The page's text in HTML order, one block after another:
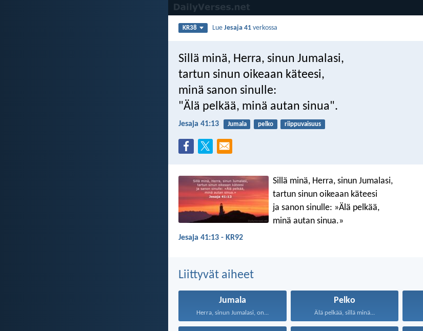
KR38 LueJesaja 41 verkossa
Sillä minä, Herra, sinun Jumalasi,
tartun sinun oikeaan käteesi,
minä sanon sinulle:
"Älä pelkää, minä autan sinua".
Jesaja 41:13 Jumala pelko riippuvaisuus
Sillä minä, Herra, sinun Jumalasi,
tartun sinun oikeaan käteesi
ja sanon sinulle: »Älä pelkää,
minä autan sinua.»
Jesaja 41:13 - KR92
Liittyvät aiheet
Jumala
Herra, sinun Jumalasi, on...
Pelko
Älä pelkää, sillä minä...